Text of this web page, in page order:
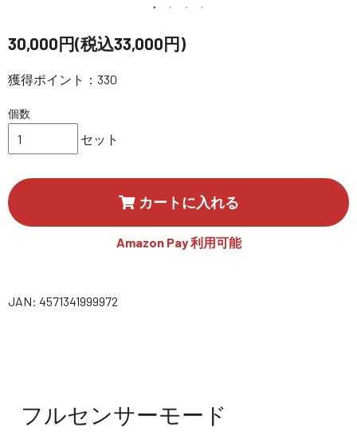
講習会･国家資格･WEBセミナー
定期配信!
コーポレートサイト
30,000円(税込33,000円)
獲得ポイント：330
個数
セット
カートに入れる
Amazon Pay 利用可能
JAN: 4571341999972
フルセンサーモード